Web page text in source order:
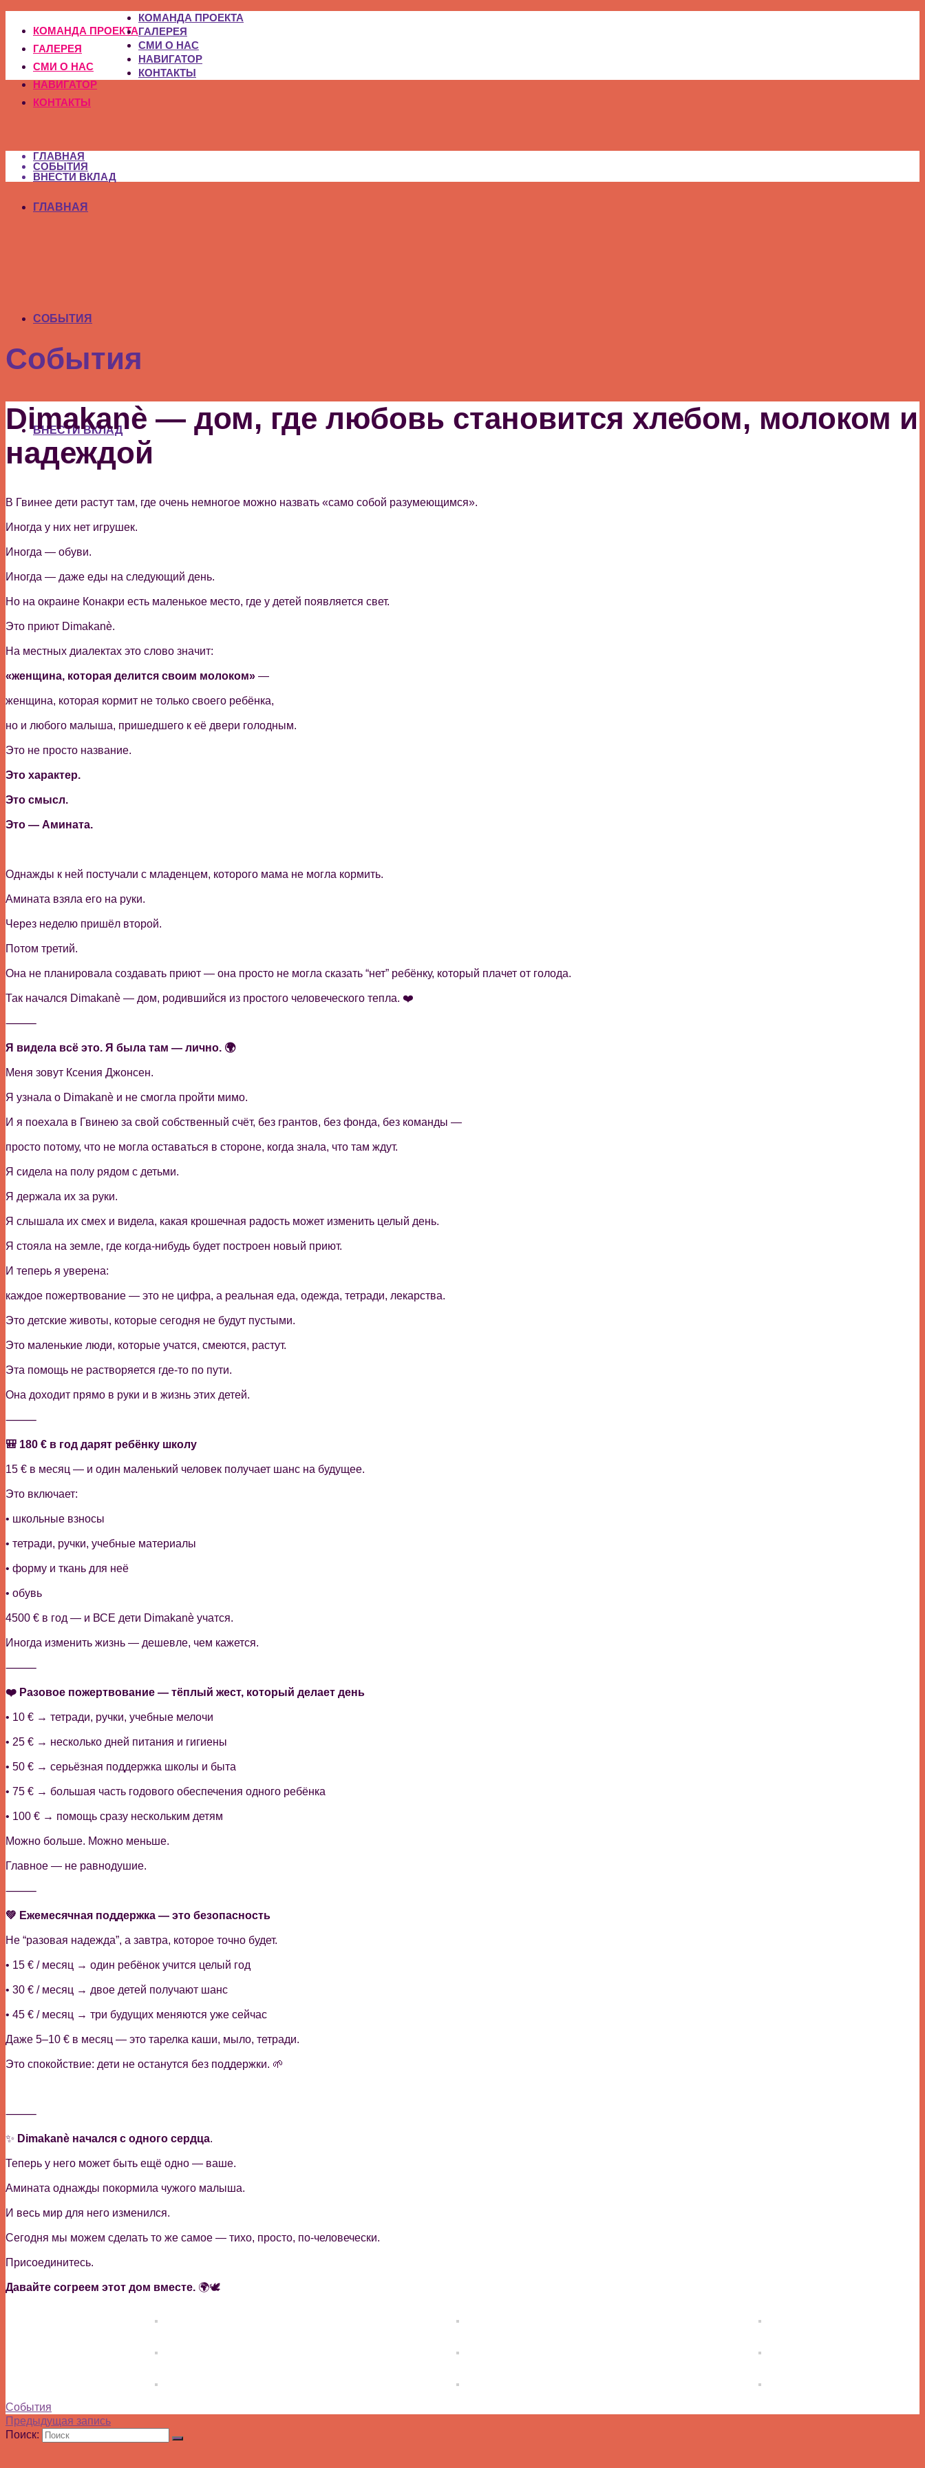
КОМАНДА ПРОЕКТА
ГАЛЕРЕЯ
СМИ О НАС
НАВИГАТОР
КОНТАКТЫ
КОМАНДА ПРОЕКТА
ГАЛЕРЕЯ
СМИ О НАС
НАВИГАТОР
КОНТАКТЫ
ГЛАВНАЯ
СОБЫТИЯ
ВНЕСТИ ВКЛАД
ГЛАВНАЯ
СОБЫТИЯ
ВНЕСТИ ВКЛАД
События
Dimakanè — дом, где любовь становится хлебом, молоком и
надеждой
В Гвинее дети растут там, где очень немногое можно назвать «само собой разумеющимся».
Иногда у них нет игрушек.
Иногда — обуви.
Иногда — даже еды на следующий день.
Но на окраине Конакри есть маленькое место, где у детей появляется свет.
Это приют Dimakanè.
На местных диалектах это слово значит:
«женщина, которая делится своим молоком» —
женщина, которая кормит не только своего ребёнка,
но и любого малыша, пришедшего к её двери голодным.
Это не просто название.
Это характер.
Это смысл.
Это — Амината.
Однажды к ней постучали с младенцем, которого мама не могла кормить.
Амината взяла его на руки.
Через неделю пришёл второй.
Потом третий.
Она не планировала создавать приют — она просто не могла сказать “нет” ребёнку, который плачет от голода.
Так начался Dimakanè — дом, родившийся из простого человеческого тепла. ❤️
⸻
Я видела всё это. Я была там — лично. 🌍
Меня зовут Ксения Джонсен.
Я узнала о Dimakanè и не смогла пройти мимо.
И я поехала в Гвинею за свой собственный счёт, без грантов, без фонда, без команды —
просто потому, что не могла оставаться в стороне, когда знала, что там ждут.
Я сидела на полу рядом с детьми.
Я держала их за руки.
Я слышала их смех и видела, какая крошечная радость может изменить целый день.
Я стояла на земле, где когда-нибудь будет построен новый приют.
И теперь я уверена:
каждое пожертвование — это не цифра, а реальная еда, одежда, тетради, лекарства.
Это детские животы, которые сегодня не будут пустыми.
Это маленькие люди, которые учатся, смеются, растут.
Эта помощь не растворяется где-то по пути.
Она доходит прямо в руки и в жизнь этих детей.
⸻
🎒 180 € в год дарят ребёнку школу
15 € в месяц — и один маленький человек получает шанс на будущее.
Это включает:
• школьные взносы
• тетради, ручки, учебные материалы
• форму и ткань для неё
• обувь
4500 € в год — и ВСЕ дети Dimakanè учатся.
Иногда изменить жизнь — дешевле, чем кажется.
⸻
❤️ Разовое пожертвование — тёплый жест, который делает день
• 10 € → тетради, ручки, учебные мелочи
• 25 € → несколько дней питания и гигиены
• 50 € → серьёзная поддержка школы и быта
• 75 € → большая часть годового обеспечения одного ребёнка
• 100 € → помощь сразу нескольким детям
Можно больше. Можно меньше.
Главное — не равнодушие.
⸻
💚 Ежемесячная поддержка — это безопасность
Не “разовая надежда”, а завтра, которое точно будет.
• 15 € / месяц → один ребёнок учится целый год
• 30 € / месяц → двое детей получают шанс
• 45 € / месяц → три будущих меняются уже сейчас
Даже 5–10 € в месяц — это тарелка каши, мыло, тетради.
Это спокойствие: дети не останутся без поддержки. 🌱
⸻
✨ Dimakanè начался с одного сердца.
Теперь у него может быть ещё одно — ваше.
Амината однажды покормила чужого малыша.
И весь мир для него изменился.
Сегодня мы можем сделать то же самое — тихо, просто, по-человечески.
Присоединитесь.
Давайте согреем этот дом вместе. 🌍🕊️
События
Предыдущая запись
Поиск: